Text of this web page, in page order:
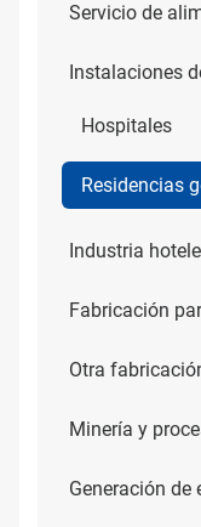
Servicio de
Instalaciones
Hospitales
Residencias
Industria
Fabricación
Otra
Minería y
Generación de